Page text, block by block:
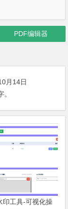
PDF编辑器
月14日
印工具-可视化操